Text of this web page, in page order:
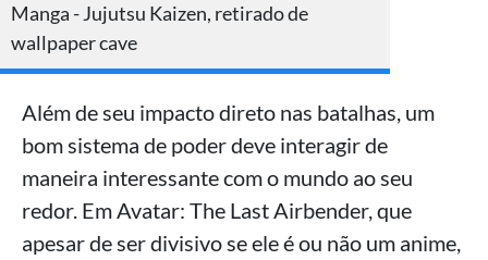
Manga - Jujutsu Kaizen, retirado de
wallpaper cave
Além de seu impacto direto nas batalhas, um
bom sistema de poder deve interagir de
maneira interessante com o mundo ao seu
redor. Em Avatar: The Last Airbender, que
apesar de ser divisivo se ele é ou não um anime,